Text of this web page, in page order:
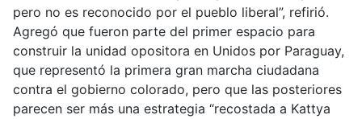
pero no es reconocido por el pueblo liberal”, refirió.
Agregó que fueron parte del primer espacio para
construir la unidad opositora en Unidos por Paraguay,
que representó la primera gran marcha ciudadana
contra el gobierno colorado, pero que las posteriores
parecen ser más una estrategia “recostada a Kattya